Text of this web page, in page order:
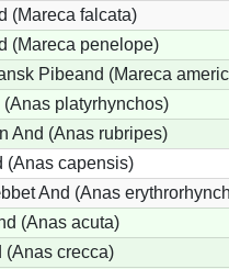
(Mareca falcata)
(Mareca penelope)
Pibeand (Mareca
(Anas platyrhynchos)
And (Anas rubripes)
(Anas capensis)
And (Anas
(Anas acuta)
(Anas crecca)